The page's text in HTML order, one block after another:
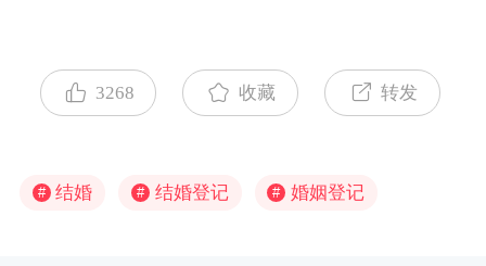
3268 收藏 转发
# 结婚 # 结婚登记 # 婚姻登记